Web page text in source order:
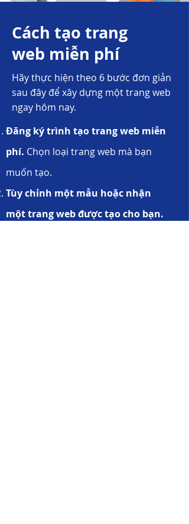
Cách tạo trang
web miễn phí
Hãy thực hiện theo 6 bước đơn giản
sau đây để xây dựng một trang web
ngay hôm nay.
Đăng ký trình tạo trang web miễn
phí. Chọn loại trang web mà bạn
muốn tạo.
Tùy chỉnh một mẫu hoặc nhận
một trang web được tạo cho bạn.